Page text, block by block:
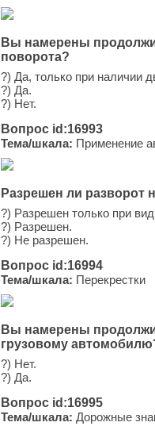
Вы намерены
поворота?
?) Да, только при наличии
?) Да.
?) Нет.
Вопрос id:16993
Тема/шкала: Применение
Разрешен ли разворот
?) Разрешен только при
?) Разрешен.
?) Не разрешен.
Вопрос id:16994
Тема/шкала: Перекрестки
Вы намерены
грузовому
?) Нет.
?) Да.
Вопрос id:16995
Тема/шкала: Дорожные